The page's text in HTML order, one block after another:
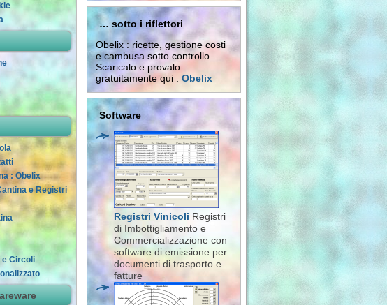
: Obelix
e Registri
e Circoli
… sotto i riflettori
Obelix : ricette, gestione costi
e cambusa sotto controllo.
Scaricalo e provalo
gratuitamente qui : Obelix
Software
Registri Vinicoli Registri
di Imbottigliamento e
Commercializzazione con
software di emissione per
documenti di trasporto e
fatture